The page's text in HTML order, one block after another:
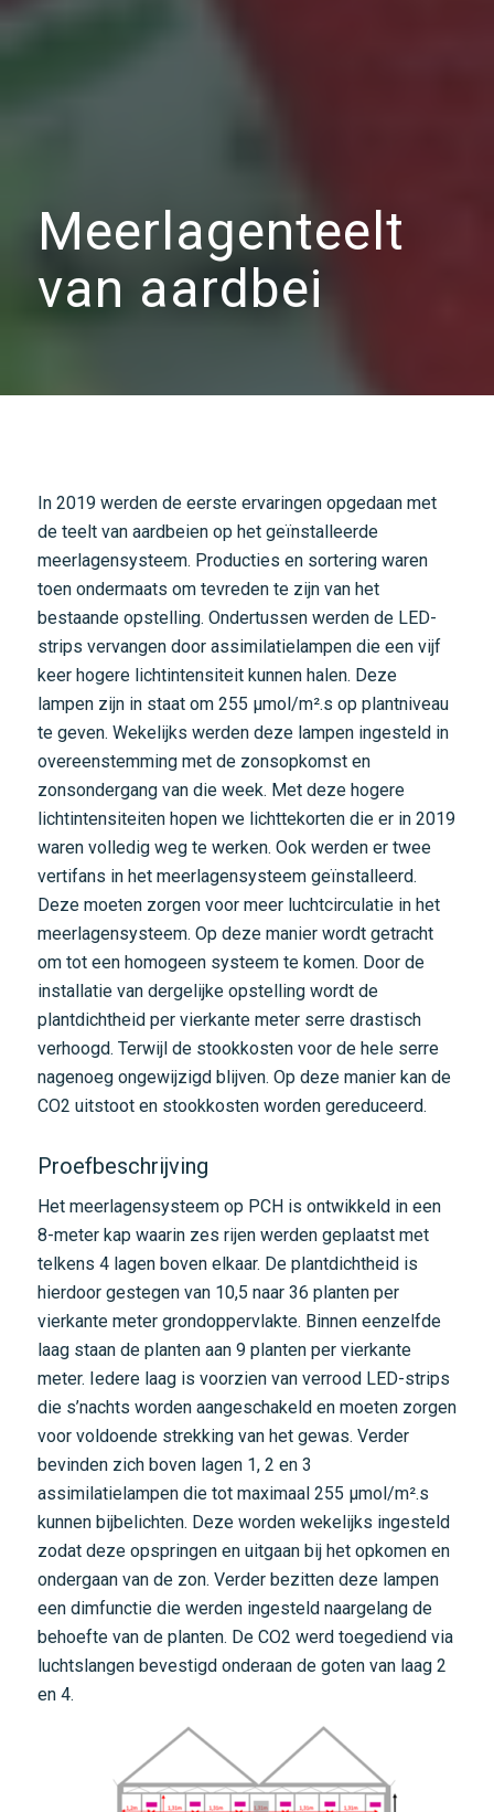
Meerlagenteelt
van aardbei
In 2019 werden de eerste ervaringen opgedaan met
de teelt van aardbeien op het geïnstalleerde
meerlagensysteem. Producties en sortering waren
toen ondermaats om tevreden te zijn van het
bestaande opstelling. Ondertussen werden de LED-
strips vervangen door assimilatielampen die een vijf
keer hogere lichtintensiteit kunnen halen. Deze
lampen zijn in staat om 255 μmol/m².s op plantniveau
te geven. Wekelijks werden deze lampen ingesteld in
overeenstemming met de zonsopkomst en
zonsondergang van die week. Met deze hogere
lichtintensiteiten hopen we lichttekorten die er in 2019
waren volledig weg te werken. Ook werden er twee
vertifans in het meerlagensysteem geïnstalleerd.
Deze moeten zorgen voor meer luchtcirculatie in het
meerlagensysteem. Op deze manier wordt getracht
om tot een homogeen systeem te komen. Door de
installatie van dergelijke opstelling wordt de
plantdichtheid per vierkante meter serre drastisch
verhoogd. Terwijl de stookkosten voor de hele serre
nagenoeg ongewijzigd blijven. Op deze manier kan de
CO2 uitstoot en stookkosten worden gereduceerd.
Proefbeschrijving
Het meerlagensysteem op PCH is ontwikkeld in een
8-meter kap waarin zes rijen werden geplaatst met
telkens 4 lagen boven elkaar. De plantdichtheid is
hierdoor gestegen van 10,5 naar 36 planten per
vierkante meter grondoppervlakte. Binnen eenzelfde
laag staan de planten aan 9 planten per vierkante
meter. Iedere laag is voorzien van verrood LED-strips
die s’nachts worden aangeschakeld en moeten zorgen
voor voldoende strekking van het gewas. Verder
bevinden zich boven lagen 1, 2 en 3
assimilatielampen die tot maximaal 255 μmol/m².s
kunnen bijbelichten. Deze worden wekelijks ingesteld
zodat deze opspringen en uitgaan bij het opkomen en
ondergaan van de zon. Verder bezitten deze lampen
een dimfunctie die werden ingesteld naargelang de
behoefte van de planten. De CO2 werd toegediend via
luchtslangen bevestigd onderaan de goten van laag 2
en 4.